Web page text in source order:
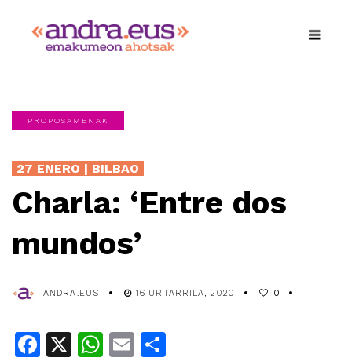
PROPOSAMENAK
27 ENERO | BILBAO
Charla: ‘Entre dos
mundos’
ANDRA.EUS 16 URTARRILA, 2020 0
Facebook
X WhatsApp
Email